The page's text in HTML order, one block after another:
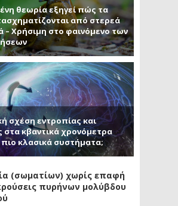
θεωρία εξηγεί πώς τα
από στερεά
– Χρήσιμη στο φαινόμενο των
σχέση εντροπίας και
στα κβαντικά χρονόμετρα
πιο κλασικά συστήματα;
(σωματίων) χωρίς επαφή
πυρήνων μολύβδου